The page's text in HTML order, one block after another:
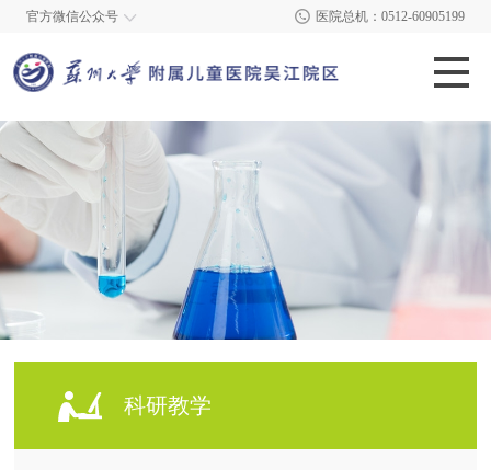
官方微信公众号 医院总机：0512-60905199
科研教学